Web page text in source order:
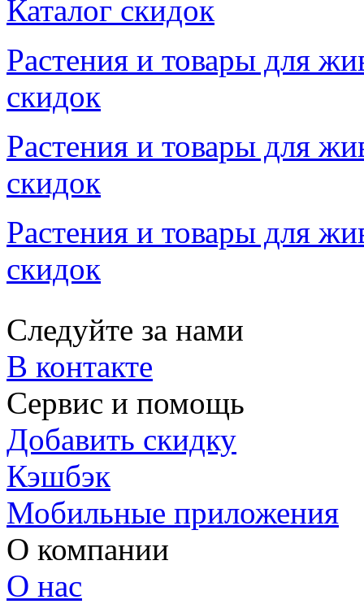
Каталог скидок
Растения и товары для
скидок
Растения и товары для
скидок
Растения и товары для
скидок
Следуйте за нами
В контакте
Сервис и помощь
Добавить скидку
Кэшбэк
Мобильные приложения
О компании
О нас